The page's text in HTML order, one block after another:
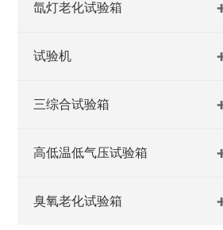
氙灯老化试验箱
试验机
三综合试验箱
高低温低气压试验箱
臭氧老化试验箱